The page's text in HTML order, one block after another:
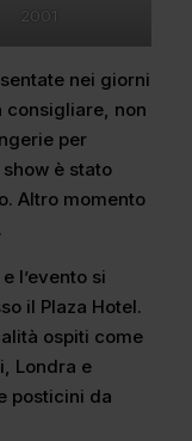
2001
nei giorni
consigliare, non
per
è stato
Altro momento
l’evento si
il Plaza Hotel.
ospiti come
Londra e
posticini da